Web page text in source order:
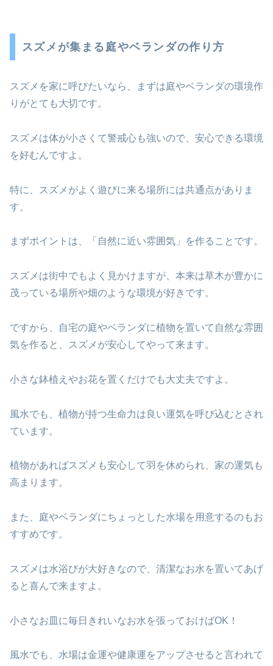
スズメが集まる庭やベランダの作り方
スズメを家に呼びたいなら、まずは庭やベランダの環境作
りがとても大切です。
スズメは体が小さくて警戒心も強いので、安心できる環境
を好むんですよ。
特に、スズメがよく遊びに来る場所には共通点がありま
す。
まずポイントは、「自然に近い雰囲気」を作ることです。
スズメは街中でもよく見かけますが、本来は草木が豊かに
茂っている場所や畑のような環境が好きです。
ですから、自宅の庭やベランダに植物を置いて自然な雰囲
気を作ると、スズメが安心してやって来ます。
小さな鉢植えやお花を置くだけでも大丈夫ですよ。
風水でも、植物が持つ生命力は良い運気を呼び込むとされ
ています。
植物があればスズメも安心して羽を休められ、家の運気も
高まります。
また、庭やベランダにちょっとした水場を用意するのもお
すすめです。
スズメは水浴びが大好きなので、清潔なお水を置いてあげ
ると喜んで来ますよ。
小さなお皿に毎日きれいなお水を張っておけばOK！
風水でも、水場は金運や健康運をアップさせると言われて